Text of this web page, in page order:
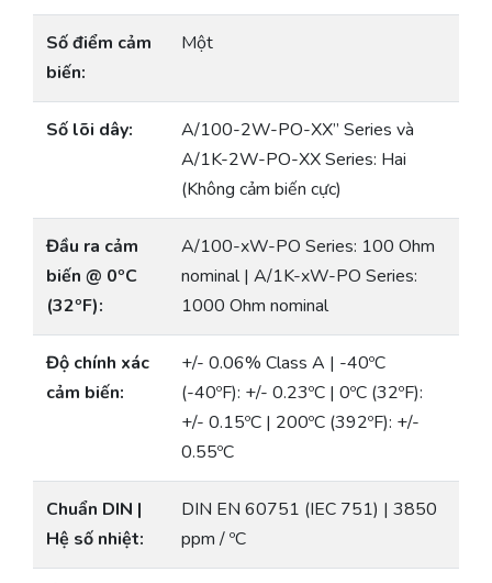
Số điểm cảm
biến:
Một
Số lõi dây:
A/100-2W-PO-XX” Series và
A/1K-2W-PO-XX Series: Hai
(Không cảm biến cực)
Đầu ra cảm
biến @ 0ºC
(32ºF):
A/100-xW-PO Series: 100 Ohm
nominal | A/1K-xW-PO Series:
1000 Ohm nominal
Độ chính xác
cảm biến:
+/- 0.06% Class A | -40ºC
(-40ºF): +/- 0.23ºC | 0ºC (32ºF):
+/- 0.15ºC | 200ºC (392ºF): +/-
0.55ºC
Chuẩn DIN |
Hệ số nhiệt:
DIN EN 60751 (IEC 751) | 3850
ppm / ºC